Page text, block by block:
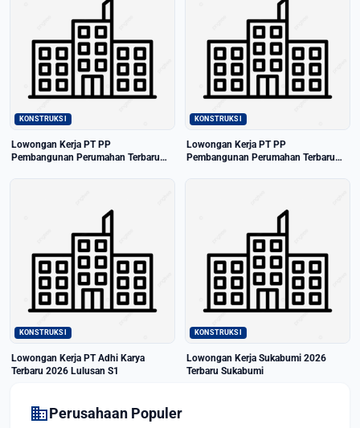
KONSTRUKSI
Lowongan Kerja PT PP
Pembangunan Perumahan Terbaru
KONSTRUKSI
Lowongan Kerja PT PP
Pembangunan Perumahan Terbaru
KONSTRUKSI
Lowongan Kerja PT Adhi Karya
Terbaru 2026 Lulusan S1
KONSTRUKSI
Lowongan Kerja Sukabumi 2026
Terbaru Sukabumi
domainPerusahaan Populer